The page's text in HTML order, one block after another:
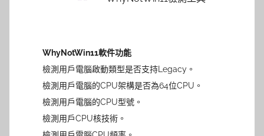
WhyNotWin11軟件功能
檢測用戶電腦啟動類型是否支持Legacy。
檢測用戶電腦的CPU架構是否為64位CPU。
檢測用戶電腦的CPU型號。
檢測用戶CPU核技術。